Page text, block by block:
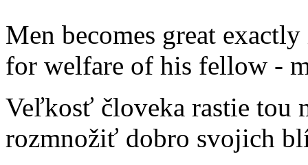
Men becomes great
for welfare of his fellow -
Veľkosť človeka rastie tou
rozmnožiť dobro svojich